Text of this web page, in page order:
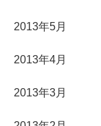
2013年5月
2013年4月
2013年3月